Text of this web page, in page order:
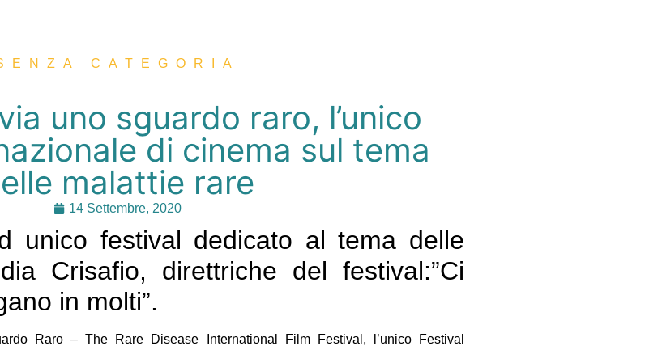
CATEGORIA
uno sguardo raro, l’unico
di cinema sul tema
malattie rare
14 Settembre, 2020
unico festival dedicato al tema delle
Crisafio, direttriche del festival:”Ci
in molti”.
Raro – The Rare Disease International Film Festival, l’unico Festival